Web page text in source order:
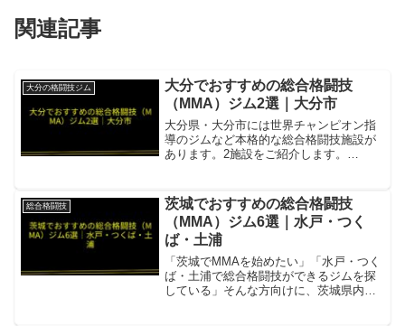
関連記事
大分の格闘技ジム
大分でおすすめの総合格闘技
（MMA）ジム2選｜大分市
大分県・大分市には世界チャンピオン指
導のジムなど本格的な総合格闘技施設が
あります。2施設をご紹介します。
分最高峰のジム項目内容所在地／最寄駅
大分市長浜町1丁...
総合格闘技
茨城でおすすめの総合格闘技
（MMA）ジム6選｜水戸・つく
ば・土浦
「茨城でMMAを始めたい」「水戸・つく
ば・土浦で総合格闘技ができるジムを探
している」そんな方向けに、茨城県内で